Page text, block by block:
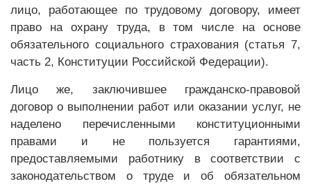
лицо, работающее по трудовому договору, имеет
право на охрану труда, в том числе на основе
обязательного социального страхования (статья 7,
часть 2, Конституции Российской Федерации).
Лицо же, заключившее гражданско-правовой
договор о выполнении работ или оказании услуг, не
наделено перечисленными конституционными
правами и не пользуется гарантиями,
предоставляемыми работнику в соответствии с
законодательством о труде и об обязательном